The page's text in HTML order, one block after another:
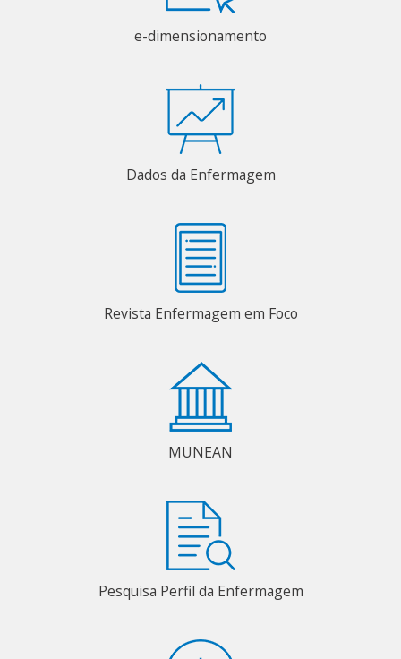
e-dimensionamento
Dados da Enfermagem
Revista Enfermagem em Foco
MUNEAN
Pesquisa Perfil da Enfermagem